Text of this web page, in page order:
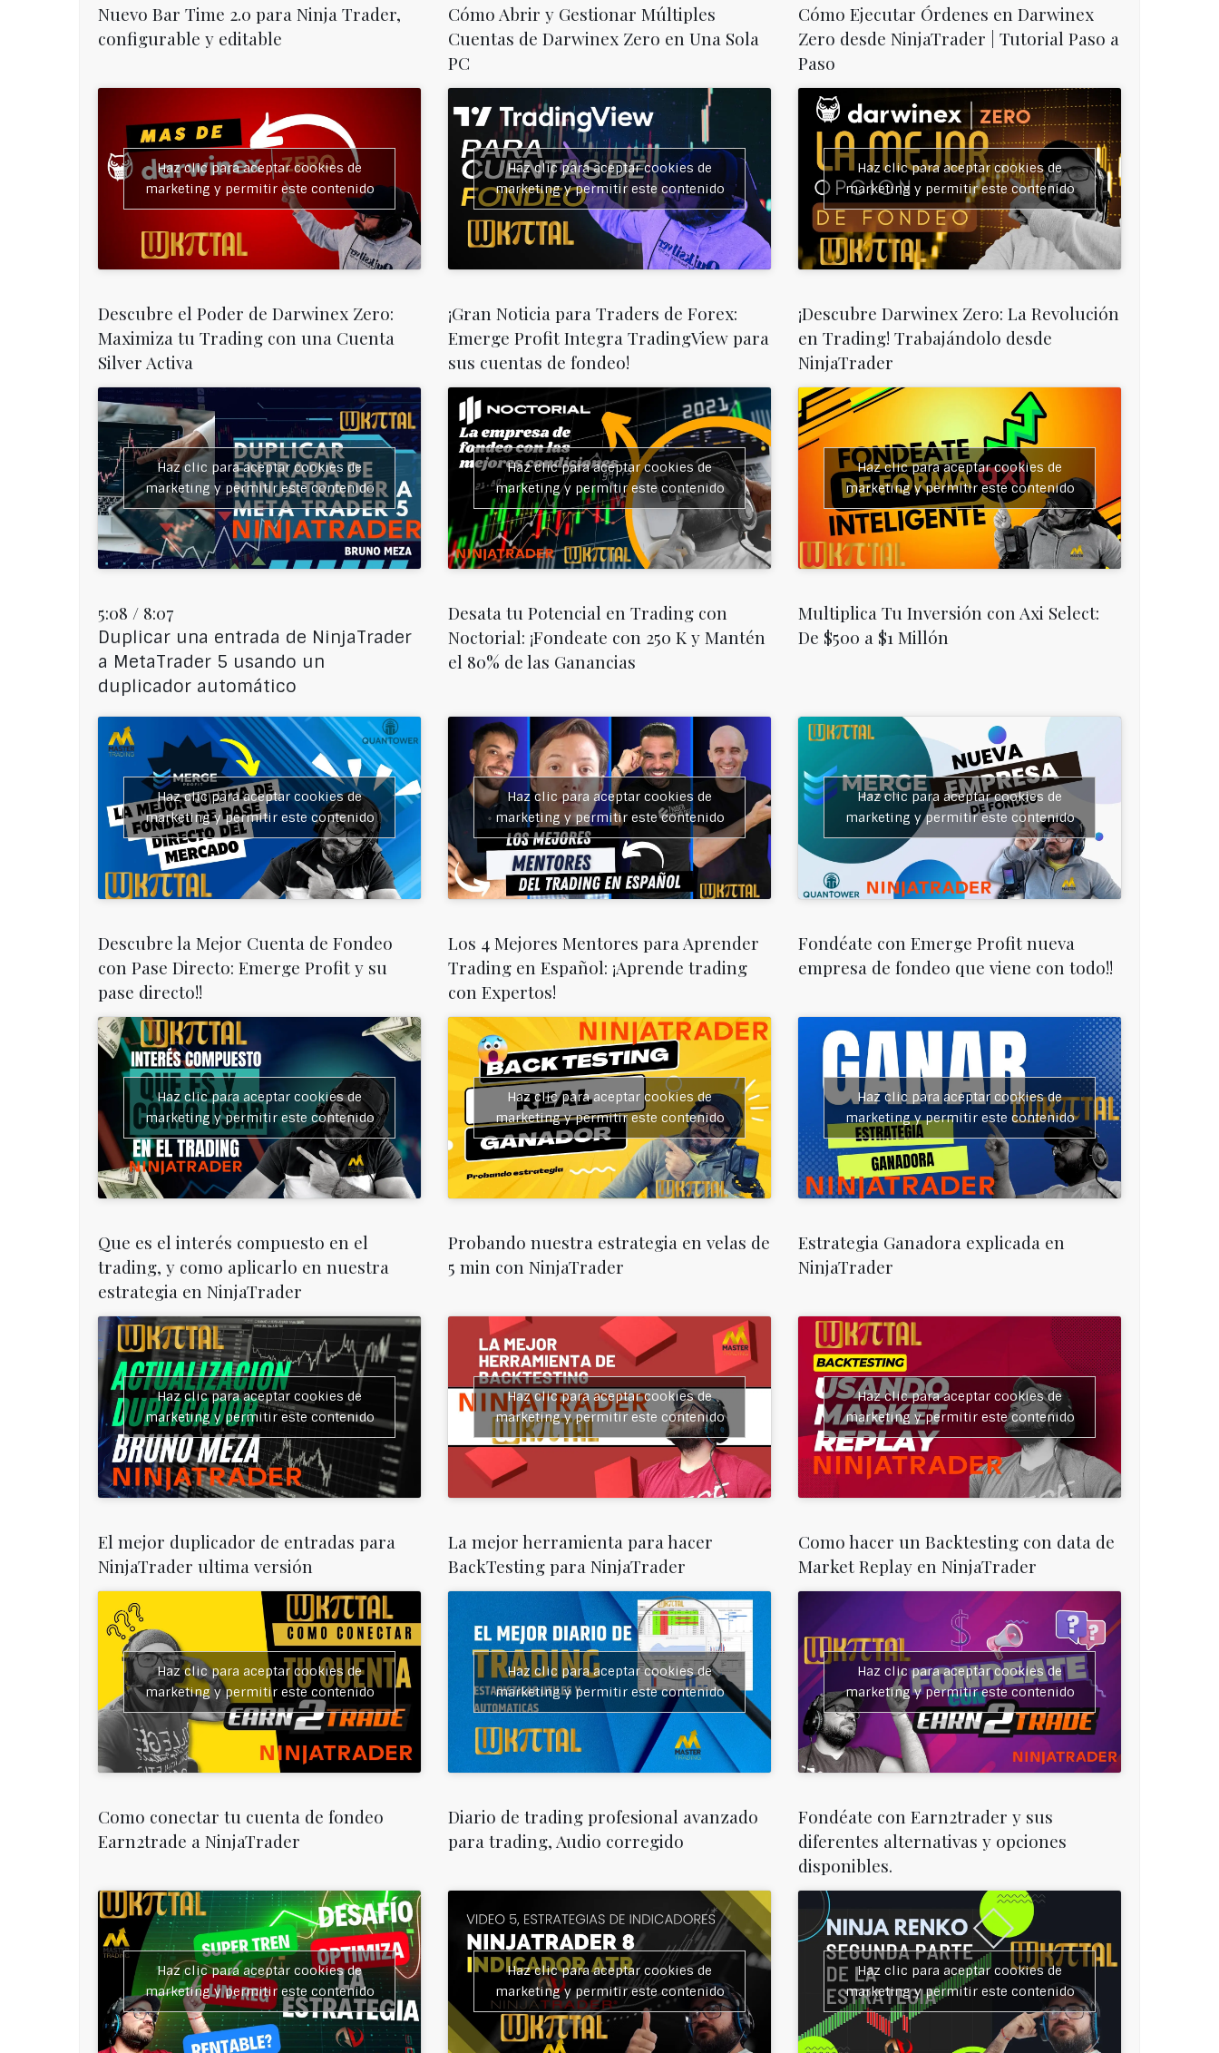
Nuevo Bar Time 2.0 para Ninja Trader,
configurable y editable
Cómo Abrir y Gestionar Múltiples
Cuentas de Darwinex Zero en Una Sola
PC
Cómo Ejecutar Órdenes en Darwinex
Zero desde NinjaTrader | Tutorial Paso a
Paso
Haz clic para aceptar cookies de
marketing y permitir este contenido
Descubre el Poder de Darwinex Zero:
Maximiza tu Trading con una Cuenta
Silver Activa
Haz clic para aceptar cookies de
marketing y permitir este contenido
¡Gran Noticia para Traders de Forex:
Emerge Profit Integra TradingView para
sus cuentas de fondeo!
Haz clic para aceptar cookies de
marketing y permitir este contenido
¡Descubre Darwinex Zero: La Revolución
en Trading! Trabajándolo desde
NinjaTrader
Haz clic para aceptar cookies de
marketing y permitir este contenido
5:08 / 8:07
Duplicar una entrada de NinjaTrader
a MetaTrader 5 usando un
duplicador automático
Haz clic para aceptar cookies de
marketing y permitir este contenido
Desata tu Potencial en Trading con
Noctorial: ¡Fondeate con 250 K y Mantén
el 80% de las Ganancias
Haz clic para aceptar cookies de
marketing y permitir este contenido
Multiplica Tu Inversión con Axi Select:
De $500 a $1 Millón
Haz clic para aceptar cookies de
marketing y permitir este contenido
Descubre la Mejor Cuenta de Fondeo
con Pase Directo: Emerge Profit y su
pase directo!!
Haz clic para aceptar cookies de
marketing y permitir este contenido
Los 4 Mejores Mentores para Aprender
Trading en Español: ¡Aprende trading
con Expertos!
Haz clic para aceptar cookies de
marketing y permitir este contenido
Fondéate con Emerge Profit nueva
empresa de fondeo que viene con todo!!
Haz clic para aceptar cookies de
marketing y permitir este contenido
Que es el interés compuesto en el
trading, y como aplicarlo en nuestra
estrategia en NinjaTrader
Haz clic para aceptar cookies de
marketing y permitir este contenido
Probando nuestra estrategia en velas de
5 min con NinjaTrader
Haz clic para aceptar cookies de
marketing y permitir este contenido
Estrategia Ganadora explicada en
NinjaTrader
Haz clic para aceptar cookies de
marketing y permitir este contenido
El mejor duplicador de entradas para
NinjaTrader ultima versión
Haz clic para aceptar cookies de
marketing y permitir este contenido
La mejor herramienta para hacer
BackTesting para NinjaTrader
Haz clic para aceptar cookies de
marketing y permitir este contenido
Como hacer un Backtesting con data de
Market Replay en NinjaTrader
Haz clic para aceptar cookies de
marketing y permitir este contenido
Como conectar tu cuenta de fondeo
Earn2trade a NinjaTrader
Haz clic para aceptar cookies de
marketing y permitir este contenido
Diario de trading profesional avanzado
para trading, Audio corregido
Haz clic para aceptar cookies de
marketing y permitir este contenido
Fondéate con Earn2trader y sus
diferentes alternativas y opciones
disponibles.
Haz clic para aceptar cookies de
marketing y permitir este contenido
Haz clic para aceptar cookies de
marketing y permitir este contenido
Haz clic para aceptar cookies de
marketing y permitir este contenido